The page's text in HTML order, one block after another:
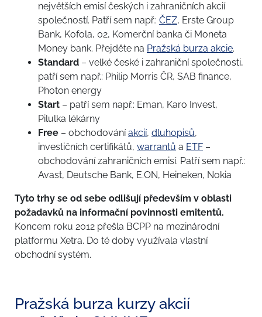
největších emisí českých i zahraničních akcií
společností. Patří sem např.: ČEZ, Erste Group
Bank, Kofola, 02, Komerční banka či Moneta
Money bank. Přejděte na Pražská burza akcie.
Standard – velké české i zahraniční společnosti,
patří sem např.: Philip Morris ČR, SAB finance,
Photon energy
Start – patří sem např.: Eman, Karo Invest,
Pilulka lékárny
Free – obchodováníakcií, dluhopisů,
investičních certifikátů, warrantů a ETF –
obchodování zahraničních emisí. Patří sem např.:
Avast, Deutsche Bank, E.ON, Heineken, Nokia
Tyto trhy se od sebe odlišují především v oblasti
požadavků na informační povinnosti emitentů.
Koncem roku 2012 přešla BCPP na mezinárodní
platformu Xetra. Do té doby využívala vlastní
obchodní systém.
Pražská burza kurzy akcií